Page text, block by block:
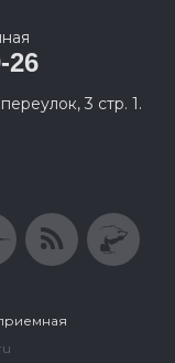
26
3 стр. 1.